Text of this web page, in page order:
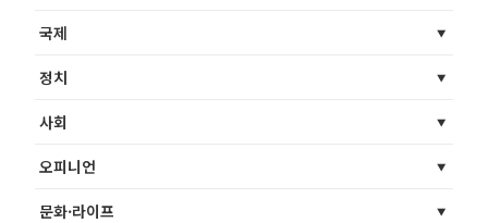
국제
정치
사회
오피니언
문화·라이프